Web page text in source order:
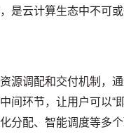
是云计算生态中不可或
源调配和交付机制，
间环节，让用户可以“
分配、智能调度等多